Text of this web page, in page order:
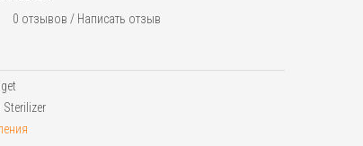
0 отзывов / Написать отзыв
Sterilizer